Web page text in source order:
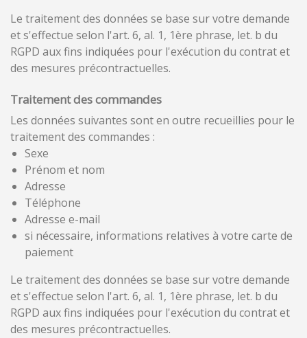
Le traitement des données se base sur votre demande
et s'effectue selon l'art. 6, al. 1, 1ère phrase, let. b du
RGPD aux fins indiquées pour l'exécution du contrat et
des mesures précontractuelles.
Traitement des commandes
Les données suivantes sont en outre recueillies pour le
traitement des commandes :
Sexe
Prénom et nom
Adresse
Téléphone
Adresse e-mail
si nécessaire, informations relatives à votre carte de
paiement
Le traitement des données se base sur votre demande
et s'effectue selon l'art. 6, al. 1, 1ère phrase, let. b du
RGPD aux fins indiquées pour l'exécution du contrat et
des mesures précontractuelles.